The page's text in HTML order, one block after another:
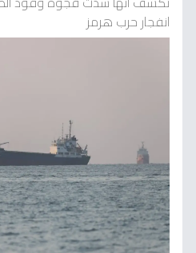
انفجار حرب هرمز